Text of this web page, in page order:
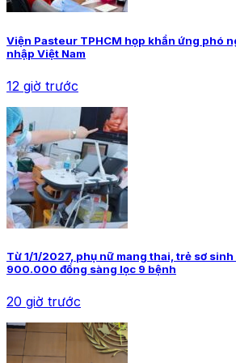
Viện Pasteur TPHCM họp khẩn ứng phó
nhập Việt Nam
12 giờ trước
Từ 1/1/2027, phụ nữ mang thai, trẻ sơ sinh
900.000 đồng sàng lọc 9 bệnh
20 giờ trước